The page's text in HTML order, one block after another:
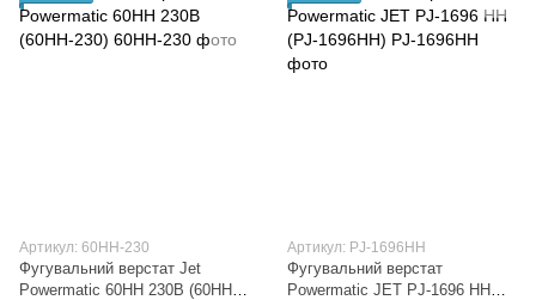
Артикул: 60HH-230
Фугувальний верстат Jet
Powermatic 60HH 230В (60HH-
Артикул: PJ-1696HH
Фугувальний верстат
Powermatic JET PJ-1696 НН